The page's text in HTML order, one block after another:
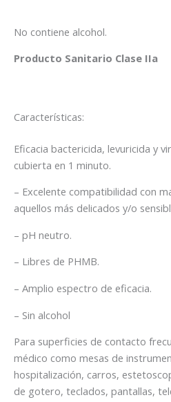
No contiene alcohol.
Producto Sanitario Clase IIa
Características:
Eficacia bactericida, levuricida y
cubierta en 1 minuto.
– Excelente compatibilidad con
aquellos más delicados y/o
– pH neutro.
– Libres de PHMB.
– Amplio espectro de eficacia.
– Sin alcohol
Para superficies de contacto
médico como mesas de
hospitalización, carros,
de gotero, teclados, pantallas,